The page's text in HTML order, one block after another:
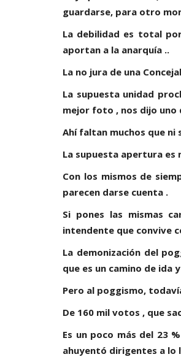
guardarse, para otro
La debilidad es total
aportan a la anarquía ..
La no jura de una
La supuesta unidad
mejor foto , nos dijo uno
Ahí faltan muchos que ni
La supuesta apertura es
Con los mismos de
parecen darse cuenta .
Si pones las mismas
intendente que convive
La demonización del
que es un camino de ida
Pero al poggismo,
De 160 mil votos , que
Es un poco más del 23
ahuyentó dirigentes a lo